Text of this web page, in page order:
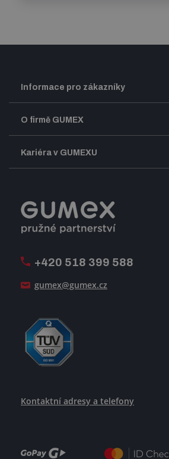
+420 518 399 588
gumex@gumex.cz
Kontaktní adresy a telefony
Informace pro zákazníky
Doprava a zasílání zboží
Obchodní podmínky
Registrace a spolupráce
Firemní časopis Géčko
O firmě GUMEX
Představení firmy GUMEX
Úpravy na míru a montáže
Kariéra v GUMEXU
Volná pracovní místa